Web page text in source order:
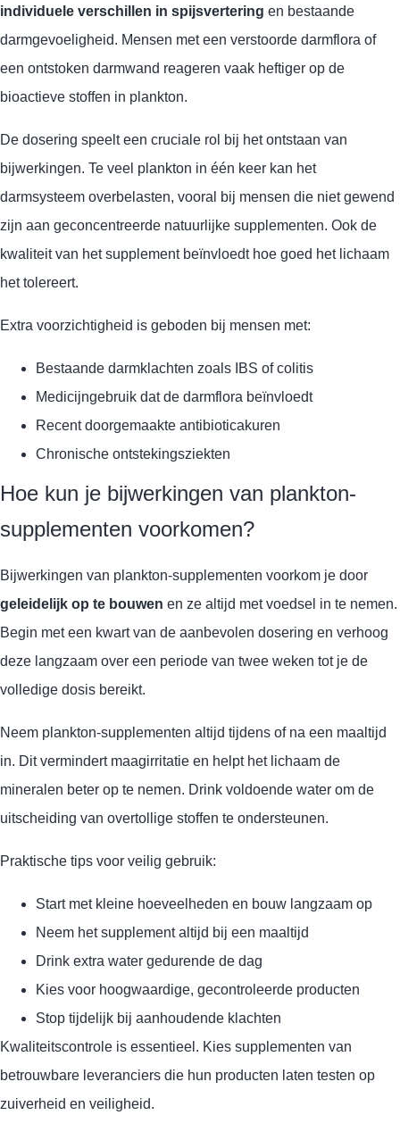
individuele verschillen in spijsvertering en bestaande
darmgevoeligheid. Mensen met een verstoorde darmflora of
een ontstoken darmwand reageren vaak heftiger op de
bioactieve stoffen in plankton.
De dosering speelt een cruciale rol bij het ontstaan van
bijwerkingen. Te veel plankton in één keer kan het
darmsysteem overbelasten, vooral bij mensen die niet gewend
zijn aan geconcentreerde natuurlijke supplementen. Ook de
kwaliteit van het supplement beïnvloedt hoe goed het lichaam
het tolereert.
Extra voorzichtigheid is geboden bij mensen met:
Bestaande darmklachten zoals IBS of colitis
Medicijngebruik dat de darmflora beïnvloedt
Recent doorgemaakte antibioticakuren
Chronische ontstekingsziekten
Hoe kun je bijwerkingen van plankton-
supplementen voorkomen?
Bijwerkingen van plankton-supplementen voorkom je door
geleidelijk op te bouwen en ze altijd met voedsel in te nemen.
Begin met een kwart van de aanbevolen dosering en verhoog
deze langzaam over een periode van twee weken tot je de
volledige dosis bereikt.
Neem plankton-supplementen altijd tijdens of na een maaltijd
in. Dit vermindert maagirritatie en helpt het lichaam de
mineralen beter op te nemen. Drink voldoende water om de
uitscheiding van overtollige stoffen te ondersteunen.
Praktische tips voor veilig gebruik:
Start met kleine hoeveelheden en bouw langzaam op
Neem het supplement altijd bij een maaltijd
Drink extra water gedurende de dag
Kies voor hoogwaardige, gecontroleerde producten
Stop tijdelijk bij aanhoudende klachten
Kwaliteitscontrole is essentieel. Kies supplementen van
betrouwbare leveranciers die hun producten laten testen op
zuiverheid en veiligheid.